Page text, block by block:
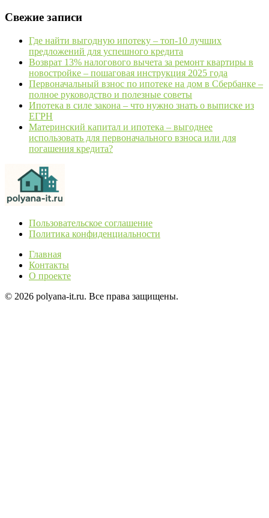
Свежие записи
Где найти выгодную ипотеку – топ-10 лучших
предложений для успешного кредита
Возврат 13% налогового вычета за ремонт квартиры в
новостройке – пошаговая инструкция 2025 года
Первоначальный взнос по ипотеке на дом в Сбербанке –
полное руководство и полезные советы
Ипотека в силе закона – что нужно знать о выписке из
ЕГРН
Материнский капитал и ипотека – выгоднее
использовать для первоначального взноса или для
погашения кредита?
Пользовательское соглашение
Политика конфиденциальности
Главная
Контакты
О проекте
© 2026 polyana-it.ru. Все права защищены.